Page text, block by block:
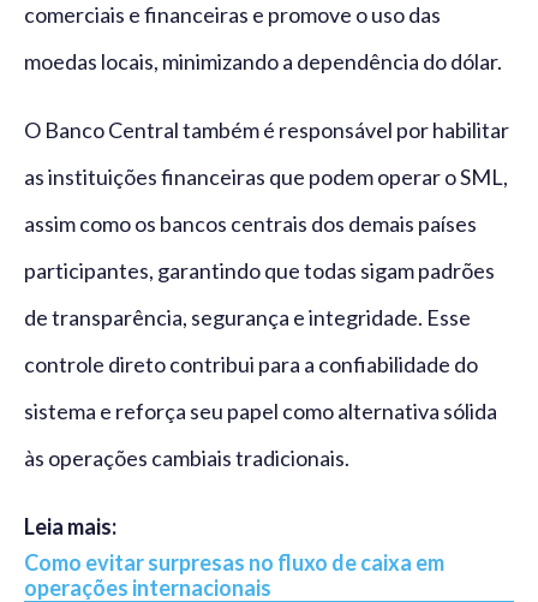
comerciais e financeiras e promove o uso das
moedas locais, minimizando a dependência do dólar.
O Banco Central também é responsável por habilitar
as instituições financeiras que podem operar o SML,
assim como os bancos centrais dos demais países
participantes, garantindo que todas sigam padrões
de transparência, segurança e integridade. Esse
controle direto contribui para a confiabilidade do
sistema e reforça seu papel como alternativa sólida
às operações cambiais tradicionais.
Leia mais:
Como evitar surpresas no fluxo de caixa em
operações internacionais